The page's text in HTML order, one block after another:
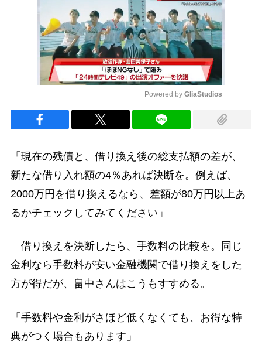
Powered by GliaStudios
「現在の残債と、借り換え後の総支払額の差が、
新たな借り入れ額の4％あれば決断を。例えば、
2000万円を借り換えるなら、差額が80万円以上あ
るかチェックしてみてください」
借り換えを決断したら、手数料の比較を。同じ
金利なら手数料が安い金融機関で借り換えをした
方が得だが、畠中さんはこうもすすめる。
「手数料や金利がさほど低くなくても、お得な特
典がつく場合もあります」